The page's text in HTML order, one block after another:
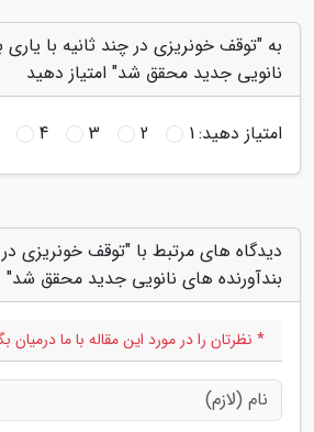
به "توقف خونریزی در چند ثانیه با یاری
نانویی جدید محقق شد" امتیاز دهید
امتیاز دهید:1
2
3
4
دیدگاه های مرتبط با "توقف خونریزی در
بندآورنده های نانویی جدید محقق شد"
* نظرتان را در مورد این مقاله با ما درمیان